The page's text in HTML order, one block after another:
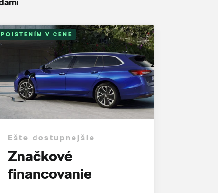
V CENE
Ešte dostupnejšie
Značkové
financovanie